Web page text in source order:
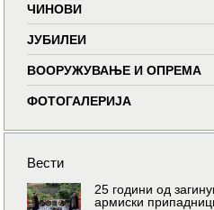
ЧИНОВИ
ЈУБИЛЕИ
ВООРУЖУВАЊЕ И ОПРЕМА
ФОТОГАЛЕРИЈА
Вести
25 години од
армиски